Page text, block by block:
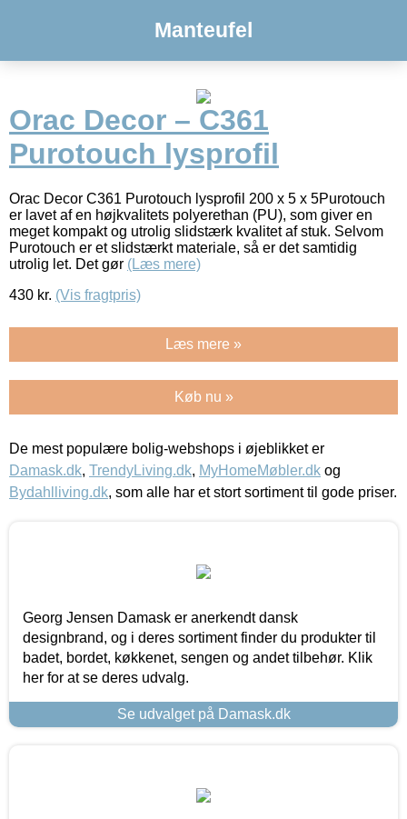
Manteufel
Orac Decor – C361
Purotouch lysprofil
Orac Decor C361 Purotouch lysprofil 200 x 5 x 5Purotouch
er lavet af en højkvalitets polyerethan (PU), som giver en
meget kompakt og utrolig slidstærk kvalitet af stuk. Selvom
Purotouch er et slidstærkt materiale, så er det samtidig
utrolig let. Det gør (Læs mere)
430 kr. (Vis fragtpris)
Læs mere »
Køb nu »
De mest populære bolig-webshops i øjeblikket er
Damask.dk, TrendyLiving.dk, MyHomeMøbler.dk og
Bydahlliving.dk, som alle har et stort sortiment til gode priser.
Georg Jensen Damask er anerkendt dansk
designbrand, og i deres sortiment finder du produkter til
badet, bordet, køkkenet, sengen og andet tilbehør. Klik
her for at se deres udvalg.
Se udvalget på Damask.dk